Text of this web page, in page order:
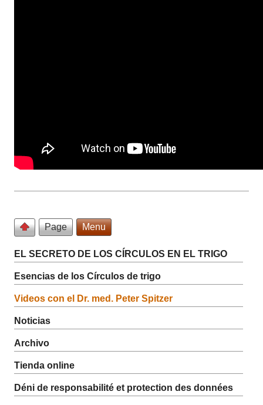
Page Menu
EL SECRETO DE LOS CÍRCULOS EN EL TRIGO
Esencias de los Círculos de trigo
Videos con el Dr. med. Peter Spitzer
Noticias
Archivo
Tienda online
Déni de responsabilité et protection des données